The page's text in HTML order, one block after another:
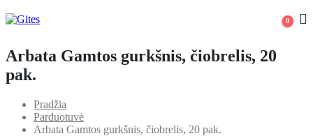
0
Arbata Gamtos gurkšnis, čiobrelis, 20
pak.
Pradžia
Parduotuvė
Arbata Gamtos gurkšnis, čiobrelis, 20 pak.